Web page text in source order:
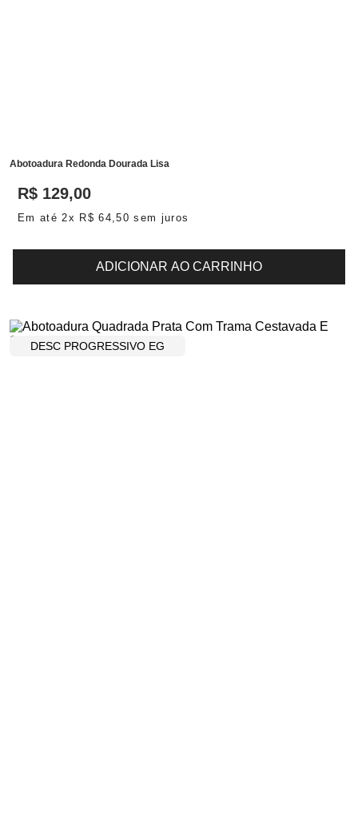
Abotoadura Redonda Dourada Lisa
R$ 129,00
Em até2x R$ 64,50 sem juros
ADICIONAR AO CARRINHO
DESC PROGRESSIVO EG